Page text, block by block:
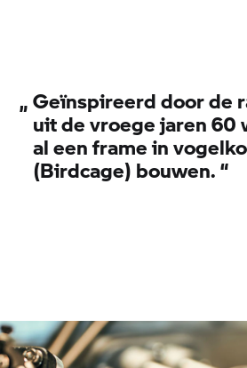
van metaalverwerking werkt de
rondingen en de ovale vorm
„Geïnspireerd door de
uit de vroege jaren 60
al een frame in
(Birdcage) bouwen. “